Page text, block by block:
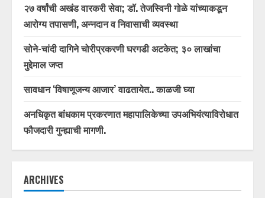
२७ वर्षांची अखंड वारकरी सेवा; डॉ. तेजस्विनी गोळे यांच्याकडून
आरोग्य तपासणी, अन्नदान व निवासाची व्यवस्था
सोने-चांदी दागिने चोरीप्रकरणी घरगडी अटकेत; ३० लाखांचा
मुद्देमाल जप्त
सावधान ‘विषाणूजन्य आजार’ वाढतायेत.. काळजी घ्या
अनधिकृत बांधकाम प्रकरणात महापालिकेच्या उपअभियंत्याविरोधात
फौजदारी गुन्ह्याची मागणी.
ARCHIVES